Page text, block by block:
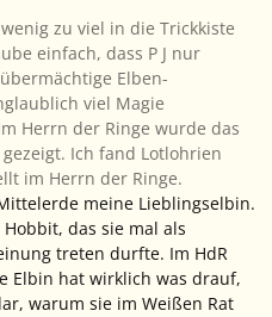
zu viel in die Trickkiste
einfach, dass P J nur
Elben-
viel Magie
Herrn der Ringe wurde das
Ich fand Lotlohrien
im Herrn der Ringe.
meine Lieblingselbin.
das sie mal als
treten durfte. Im HdR
Elbin hat wirklich was drauf,
warum sie im Weißen Rat